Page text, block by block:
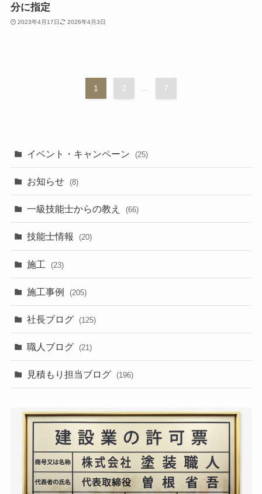
分に指定
2023年4月17日 2026年4月3日
1 2 ... 7
イベント・キャンペーン (25)
お知らせ (8)
一級技能士からの教え (66)
技能士情報 (20)
施工 (23)
施工事例 (205)
社長ブログ (125)
職人ブログ (21)
見積もり担当ブログ (196)